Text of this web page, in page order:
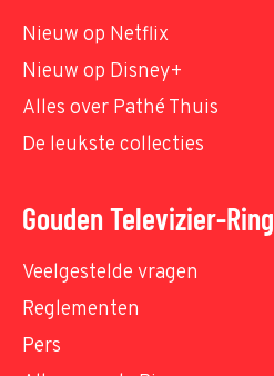
Nieuw op Netflix
Nieuw op Disney+
Alles over Pathé Thuis
De leukste collecties
Gouden Televizier-Ring
Veelgestelde vragen
Reglementen
Pers